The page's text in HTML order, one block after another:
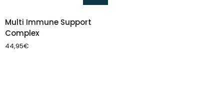
Multi
Immune
Support
Complex
Multi Immune Support
Complex
44,95€